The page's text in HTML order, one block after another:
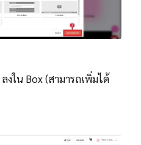
ลงใน Box (สามารถเพิ่มได้